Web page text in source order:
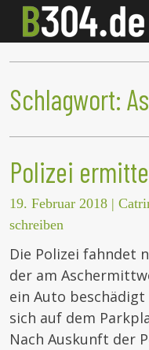
Schlagwort:
Polizei
19. Februar 2018 |
schreiben
Die Polizei fahndet
der am
ein Auto
sich auf dem
Nach Auskunft der